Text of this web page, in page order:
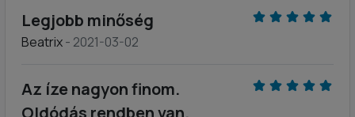
Legjobb minőség
Beatrix- 2021-03-02
Az íze nagyon finom.
Oldódás rendben van.